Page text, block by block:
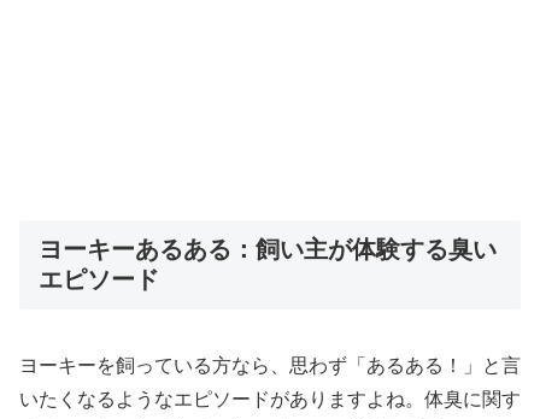
ヨーキーあるある：飼い主が体験する臭い
エピソード
ヨーキーを飼っている方なら、思わず「あるある！」と言
いたくなるようなエピソードがありますよね。体臭に関す